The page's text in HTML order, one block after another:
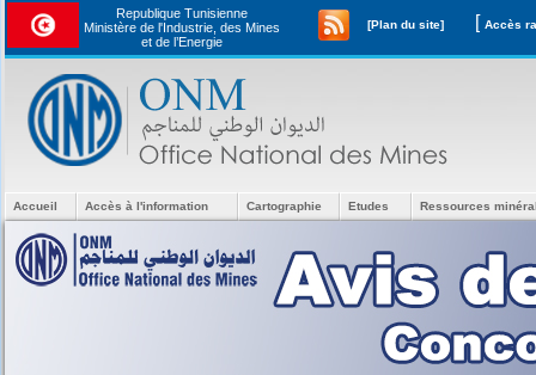
Republique Tunisienne
Ministère de l'Industrie, des Mines
et de l’Energie
[Plan du site] [
Accueil Accès à l'information Cartographie Etudes Ressources